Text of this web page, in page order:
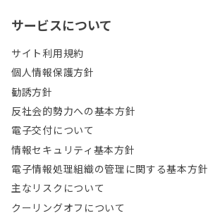
サービスについて
サイト利用規約
個人情報保護方針
勧誘方針
反社会的勢力への基本方針
電子交付について
情報セキュリティ基本方針
電子情報処理組織の管理に関する基本方針
主なリスクについて
クーリングオフについて